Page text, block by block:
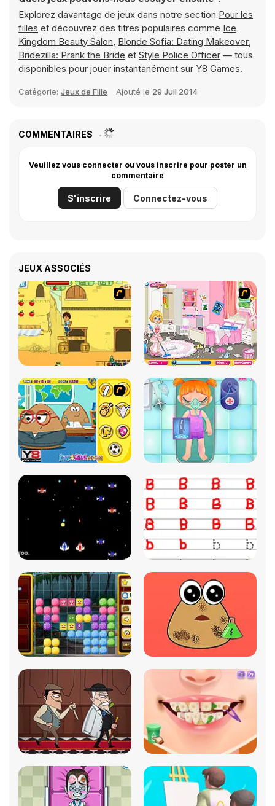
Explorez davantage de jeux dans notre section Pour les
filles et découvrez des titres populaires comme Ice
Kingdom Beauty Salon, Blonde Sofia: Dating Makeover,
Bridezilla: Prank the Bride et Style Police Officer — tous
disponibles pour jouer instantanément sur Y8 Games.
Catégorie: Jeux de Fille Ajouté le 29 Juil 2014
COMMENTAIRES
Veuillez vous connecter ou vous inscrire pour poster un
commentaire
S'inscrire Connectez-vous
JEUX ASSOCIÉS